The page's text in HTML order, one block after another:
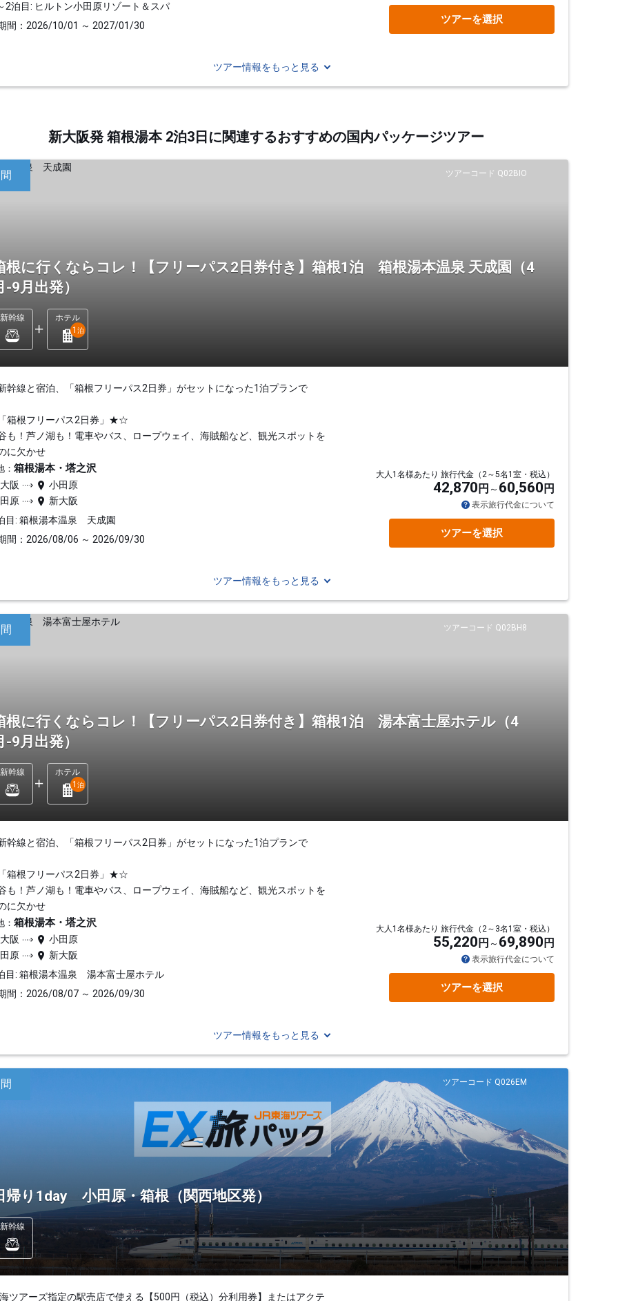
2泊目: ヒルトン小田原リゾート＆スパ
間：2026/10/01 ～ 2027/01/30
ツアーを選択
ツアー情報をもっと見る
新大阪発 箱根湯本 2泊3日に関連するおすすめの国内パッケージツアー
ツアーコード Q02BIO
根に行くならコレ！【フリーパス2日券付き】箱根1泊 箱根湯本温泉 天成園（4
-9月出発）
新幹線
ホテル
1 泊
幹線と宿泊、「箱根フリーパス2日券」がセットになった1泊プランで
根フリーパス2日券」★☆
も！芦ノ湖も！電車やバス、ロープウェイ、海賊船など、観光スポットを
に欠かせ
： 箱根湯本・塔之沢
阪
小田原
原
新大阪
目: 箱根湯本温泉 天成園
間：2026/08/06 ～ 2026/09/30
大人1名様あたり 旅行代金（2～5名1室・税込）
42,870 円 60,560 円
表示旅行代金について
ツアーを選択
ツアー情報をもっと見る
ツアーコード Q02BH8
根に行くならコレ！【フリーパス2日券付き】箱根1泊 湯本富士屋ホテル（4
-9月出発）
新幹線
ホテル
1 泊
幹線と宿泊、「箱根フリーパス2日券」がセットになった1泊プランで
根フリーパス2日券」★☆
も！芦ノ湖も！電車やバス、ロープウェイ、海賊船など、観光スポットを
に欠かせ
： 箱根湯本・塔之沢
阪
小田原
原
新大阪
目: 箱根湯本温泉 湯本富士屋ホテル
間：2026/08/07 ～ 2026/09/30
大人1名様あたり 旅行代金（2～3名1室・税込）
55,220 円 69,890 円
表示旅行代金について
ツアーを選択
ツアー情報をもっと見る
ツアーコード Q026EM
帰り1day 小田原・箱根（関西地区発）
新幹線
ツアーズ指定の駅売店で使える【500円（税込）分利用券】またはアクテ